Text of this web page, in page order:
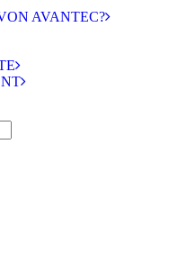
AVANTEC?